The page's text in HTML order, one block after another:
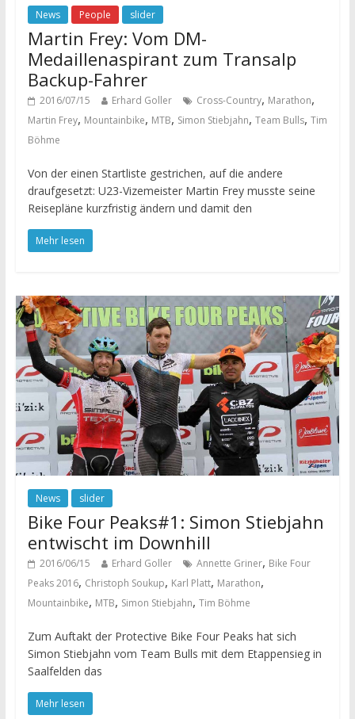
News People slider
Martin Frey: Vom DM-
Medaillenaspirant zum Transalp
Backup-Fahrer
2016/07/15 Erhard Goller Cross-Country, Marathon,
Martin Frey, Mountainbike, MTB, Simon Stiebjahn, Team Bulls, Tim
Böhme
Von der einen Startliste gestrichen, auf die andere
draufgesetzt: U23-Vizemeister Martin Frey musste seine
Reisepläne kurzfristig ändern und damit den
Mehr lesen
News slider
Bike Four Peaks#1: Simon Stiebjahn
entwischt im Downhill
2016/06/15 Erhard Goller Annette Griner, Bike Four
Peaks 2016, Christoph Soukup, Karl Platt, Marathon,
Mountainbike, MTB, Simon Stiebjahn, Tim Böhme
Zum Auftakt der Protective Bike Four Peaks hat sich
Simon Stiebjahn vom Team Bulls mit dem Etappensieg in
Saalfelden das
Mehr lesen